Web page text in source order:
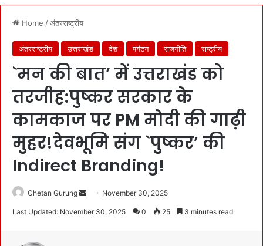
Home /अंतरराष्ट्रीय
अंतरराष्ट्रीय उत्तराखंड देश पर्यटन राजनीति राष्ट्रीय
`मन की बात’ में उत्तराखंड को
तरजीह:पुष्कर सरकार के
कामकाज पर PM मोदी की गाढ़ी
मुहर!देवभूमि संग `पुष्कर’ की
Indirect Branding!
Chetan Gurung November 30, 2025
Last Updated: November 30, 2025 0 25 3 minutes read